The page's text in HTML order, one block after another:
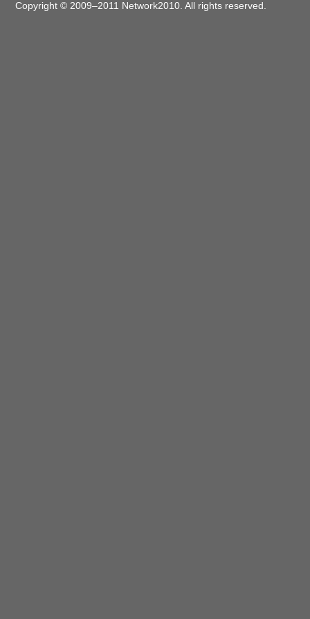
Copyright © 2009–2011 Network2010. All rights reserved.